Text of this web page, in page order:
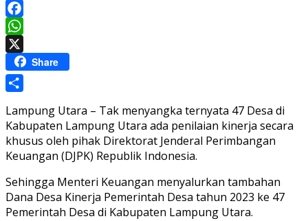
Facebook
WhatsApp
Share
Lampung Utara – Tak menyangka ternyata 47 Desa di
Kabupaten Lampung Utara ada penilaian kinerja secara
khusus oleh pihak Direktorat Jenderal Perimbangan
Keuangan (DJPK) Republik Indonesia.
Sehingga Menteri Keuangan menyalurkan tambahan
Dana Desa Kinerja Pemerintah Desa tahun 2023 ke 47
Pemerintah Desa di Kabupaten Lampung Utara.